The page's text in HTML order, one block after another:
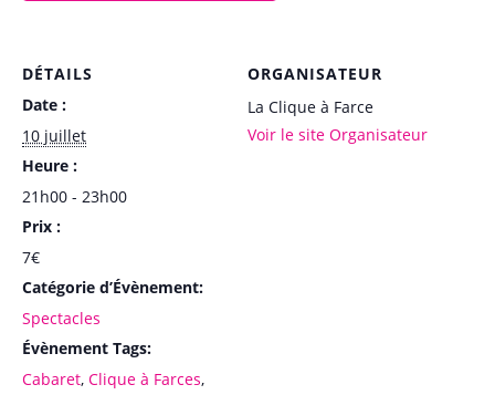
DÉTAILS
Date :
10 juillet
Heure :
21h00 - 23h00
Prix :
7€
Catégorie d’Évènement:
Spectacles
Évènement Tags:
Cabaret, Clique à Farces,
ORGANISATEUR
La Clique à Farce
Voir le site Organisateur